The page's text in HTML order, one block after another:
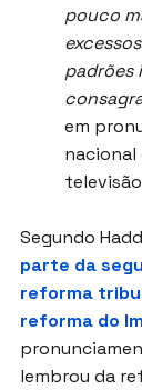
pouco
padrões
em
nacional
Segundo
parte da
reforma
reforma do
lembrou da